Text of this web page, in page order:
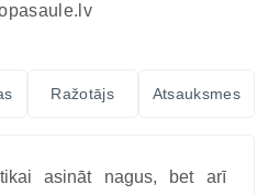
Ražotājs Atsauksmes
asināt nagus, bet arī